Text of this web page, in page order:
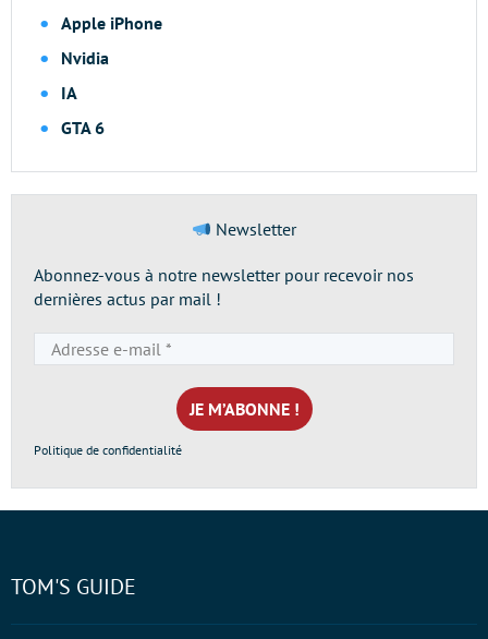
Apple iPhone
Nvidia
IA
GTA 6
Newsletter
Abonnez-vous à notre newsletter pour recevoir nos
dernières actus par mail !
e-
mail
*
Politique de confidentialité
TOM'S GUIDE